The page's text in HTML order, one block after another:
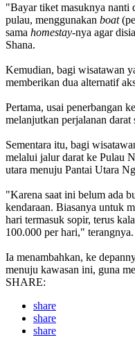
"Bayar tiket masuknya
pulau, menggunakan boat
sama homestay-nya agar
Shana.
Kemudian, bagi wisatawan
memberikan dua alternatif
Pertama, usai penerbangan
melanjutkan perjalanan darat
Sementara itu, bagi
melalui jalur darat ke Pulau
utara menuju Pantai Utara
"Karena saat ini belum ada
kendaraan. Biasanya untuk
hari termasuk sopir, terus
100.000 per hari," terangnya.
Ia menambahkan, ke
menuju kawasan ini, guna
SHARE:
share
share
share